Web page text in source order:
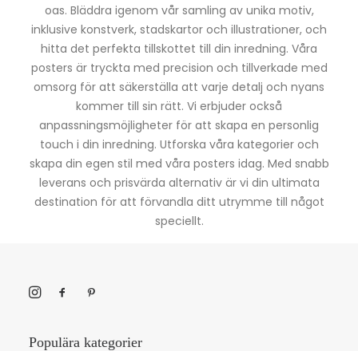
oas. Bläddra igenom vår samling av unika motiv,
inklusive konstverk, stadskartor och illustrationer, och
hitta det perfekta tillskottet till din inredning. Våra
posters är tryckta med precision och tillverkade med
omsorg för att säkerställa att varje detalj och nyans
kommer till sin rätt. Vi erbjuder också
anpassningsmöjligheter för att skapa en personlig
touch i din inredning. Utforska våra kategorier och
skapa din egen stil med våra posters idag. Med snabb
leverans och prisvärda alternativ är vi din ultimata
destination för att förvandla ditt utrymme till något
speciellt.
Populära kategorier